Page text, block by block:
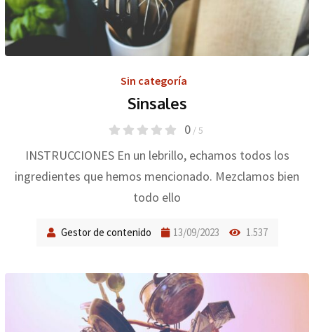
Sin categoría
Sinsales
0 / 5
INSTRUCCIONES En un lebrillo, echamos todos los
ingredientes que hemos mencionado. Mezclamos bien
todo ello
Gestor de contenido 13/09/2023 1.537